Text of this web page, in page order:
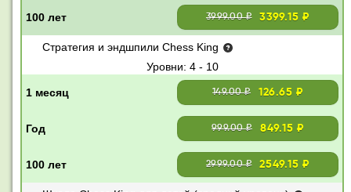
3999.00 ₽ 3399.15 ₽
Стратегия и эндшпили Chess King
4 - 10
149.00 ₽ 126.65 ₽
999.00 ₽ 849.15 ₽
2999.00 ₽ 2549.15 ₽